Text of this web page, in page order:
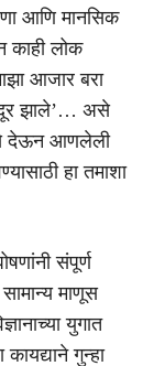
आणि मानसिक
काही लोक
आजार बरा
दूर झाले’… असे
देऊन आणलेली
हा तमाशा
संपूर्ण
माणूस
युगात
गुन्हा